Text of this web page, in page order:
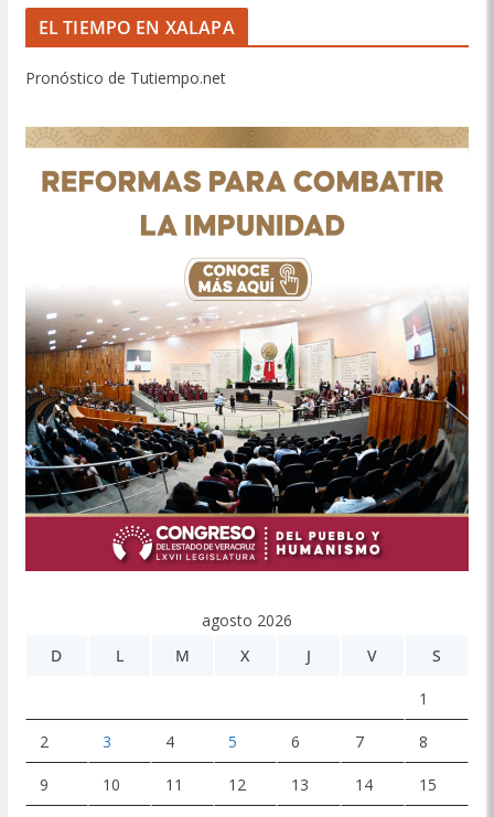
EL TIEMPO EN XALAPA
Pronóstico de Tutiempo.net
agosto 2026
D
L M X J V S
1
2 3 4 5 6 7 8
9 10 11 12 13 14 15